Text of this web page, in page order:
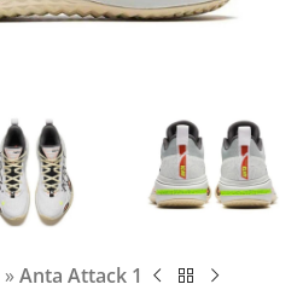
»Anta Attack 1